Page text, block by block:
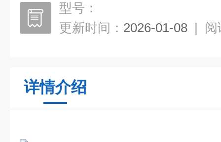
型号：
更新时间： 2026-01-08 | 阅
详情介绍